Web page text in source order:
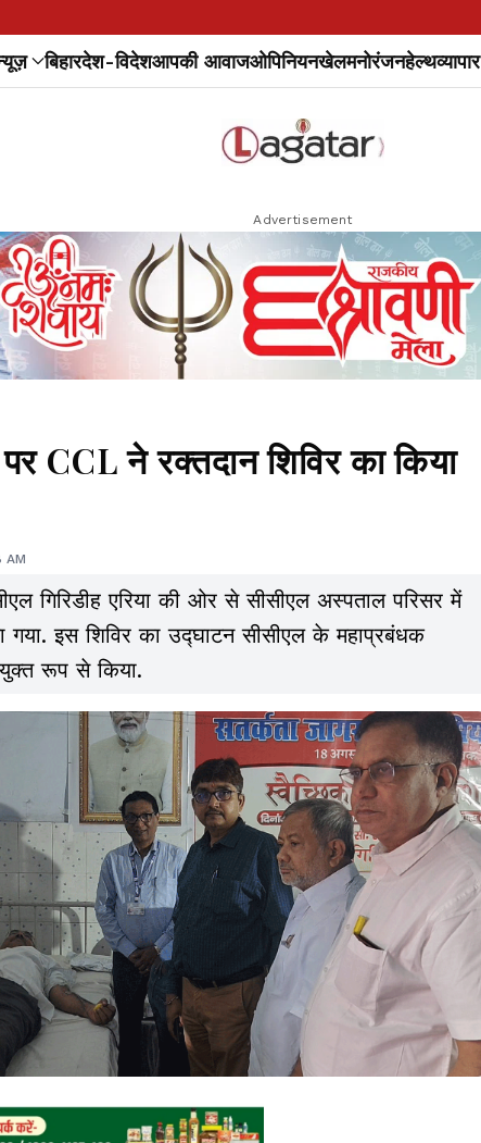
बिहारदेश-विदेशआपकी आवाजओपिनियनखेलमनोरंजनहेल्थव्यापार
Advertisement
पर CCL ने रक्तदान शिविर का किया
AM
गिरिडीह एरिया की ओर से सीसीएल अस्पताल परिसर में
इस शिविर का उद्घाटन सीसीएल के महाप्रबंधक
रूप से किया.